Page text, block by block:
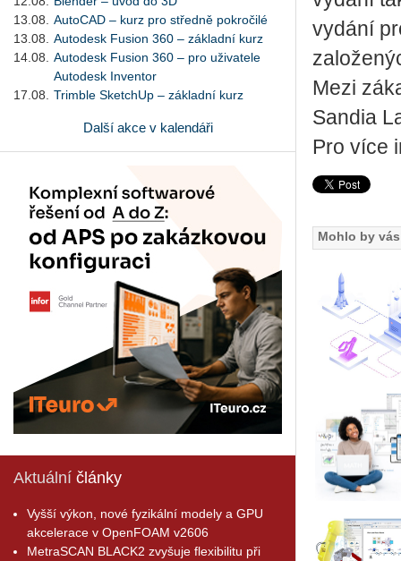
13.08.
AutoCAD – kurz pro středně pokročilé
13.08.
Autodesk Fusion 360 – základní kurz
14.08.
Autodesk Fusion 360 – pro uživatele
Autodesk Inventor
17.08.
Trimble SketchUp – základní kurz
Další akce v kalendáři
Aktuální články
Vyšší výkon, nové fyzikální modely a GPU
akcelerace v OpenFOAM v2606
MetraSCAN BLACK2 zvyšuje flexibilitu při
vy­dá­ní
Mezi
San­dia
Pro více
Mohlo by